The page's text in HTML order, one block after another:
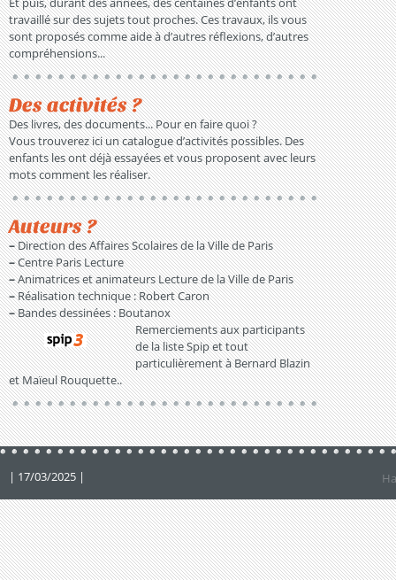
travaillé sur des sujets tout proches. Ces travaux, ils vous
sont proposés comme aide à d’autres réflexions, d’autres
compréhensions...
Des activités ?
Des livres, des documents... Pour en faire quoi ?
Vous trouverez ici un catalogue d’activités possibles. Des
enfants les ont déjà essayées et vous proposent avec leurs
mots comment les réaliser.
Auteurs ?
–Direction des Affaires Scolaires de la Ville de Paris
–Centre Paris Lecture
–Animatrices et animateurs Lecture de la Ville de Paris
–Réalisation technique : Robert Caron
–Bandes dessinées : Boutanox
Remerciements aux participants
de la liste Spip et tout
particulièrement à Bernard Blazin
et Maïeul Rouquette..
| 17/03/2025 |